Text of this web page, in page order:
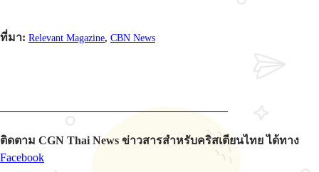
ที่มา: Relevant Magazine, CBN News
ติดตาม CGN Thai News ข่าวสารสำหรับคริสเตียนไทย ได้ทาง
Facebook